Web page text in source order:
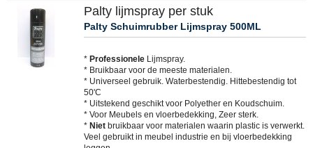
Palty lijmspray per stuk
Palty Schuimrubber Lijmspray 500ML
* Professionele Lijmspray.
* Bruikbaar voor de meeste materialen.
* Universeel gebruik. Waterbestendig. Hittebestendig tot
50'C
* Uitstekend geschikt voor Polyether en Koudschuim.
* Voor Meubels en vloerbedekking, Zeer sterk.
* Niet bruikbaar voor materialen waarin plastic is verwerkt.
Veel gebruikt in meubel industrie en bij vloerbedekking